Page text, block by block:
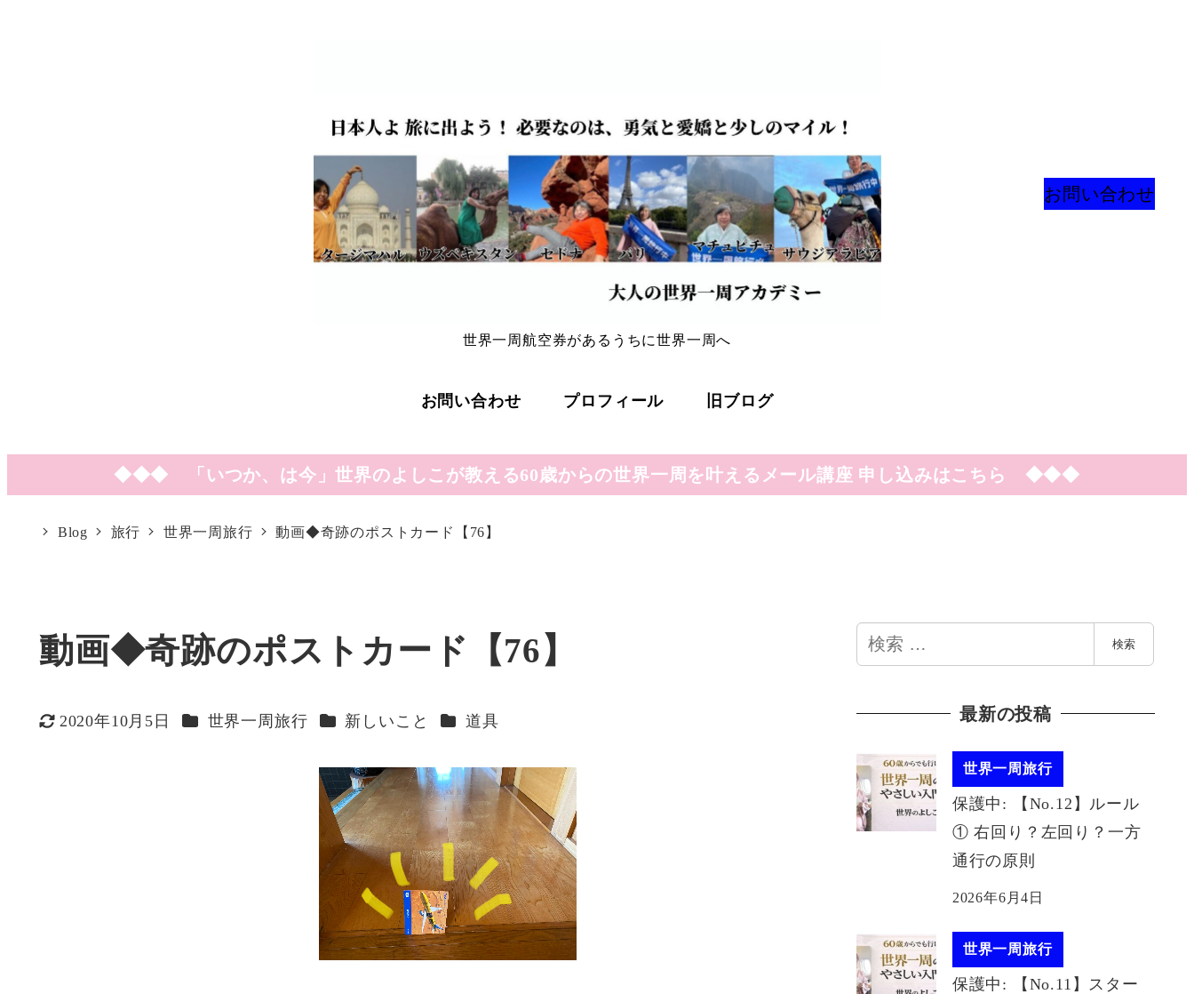
世界一周航空券があるうちに世界一周へ
お問い合わせ
お問い合わせ プロフィール 旧ブログ
◆◆◆ 「いつか、は今」世界のよしこが教える60歳からの世界一周を叶えるメール講座 申し込みはこちら ◆◆◆
Blog 旅行 世界一周旅行 動画◆奇跡のポストカード【76】
動画◆奇跡のポストカード【76】
更新日
2020年10月5日 カテゴリー
世界一周旅行 カテゴリー
新しいこと カテゴリー
道具
検
索
検索
最新の投稿
世界一周旅行
保護中: 【No.12】ルール
① 右回り？左回り？一方
通行の原則
2026年6月4日
世界一周旅行
保護中: 【No.11】スター